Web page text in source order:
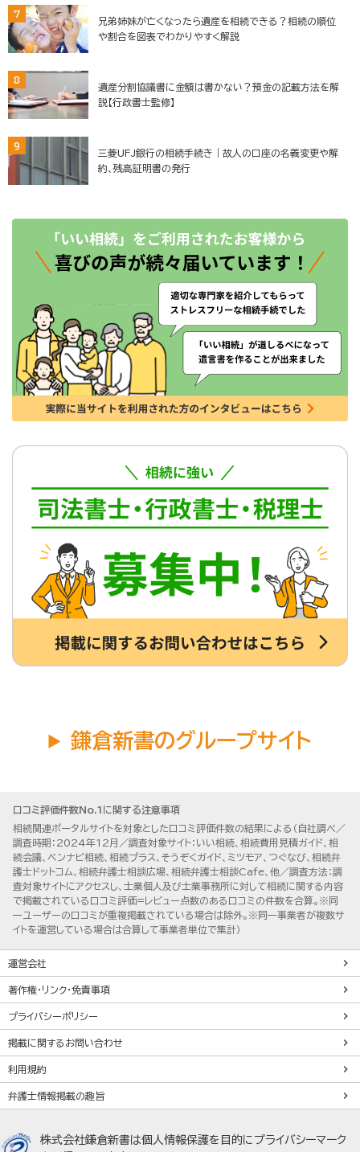
7
兄弟姉妹が亡くなったら遺産を相続できる？相続の順位
や割合を図表でわかりやすく解説
8
遺産分割協議書に金額は書かない？預金の記載方法を解
説【行政書士監修】
9
三菱UFJ銀行の相続手続き｜故人の口座の名義変更や解
約、残高証明書の発行
鎌倉新書のグループサイト
口コミ評価件数No.1に関する注意事項
相続関連ポータルサイトを対象とした口コミ評価件数の結果による（自社調べ／
調査時期：2024年12月／調査対象サイト：いい相続、相続費用見積ガイド、相
続会議、ベンナビ相続、相続プラス、そうぞくガイド、ミツモア、つぐなび、相続弁
護士ドットコム、相続弁護士相談広場、相続弁護士相談Cafe、他／調査方法：調
査対象サイトにアクセスし、士業個人及び士業事務所に対して相続に関する内容
で掲載されている口コミ評価=レビュー点数のある口コミの件数を合算。※同
一ユーザーの口コミが重複掲載されている場合は除外。※同一事業者が複数サ
イトを運営している場合は合算して事業者単位で集計）
運営会社
著作権・リンク・免責事項
プライバシーポリシー
掲載に関するお問い合わせ
利用規約
弁護士情報掲載の趣旨
株式会社鎌倉新書は個人情報保護を目的にプライバシーマーク